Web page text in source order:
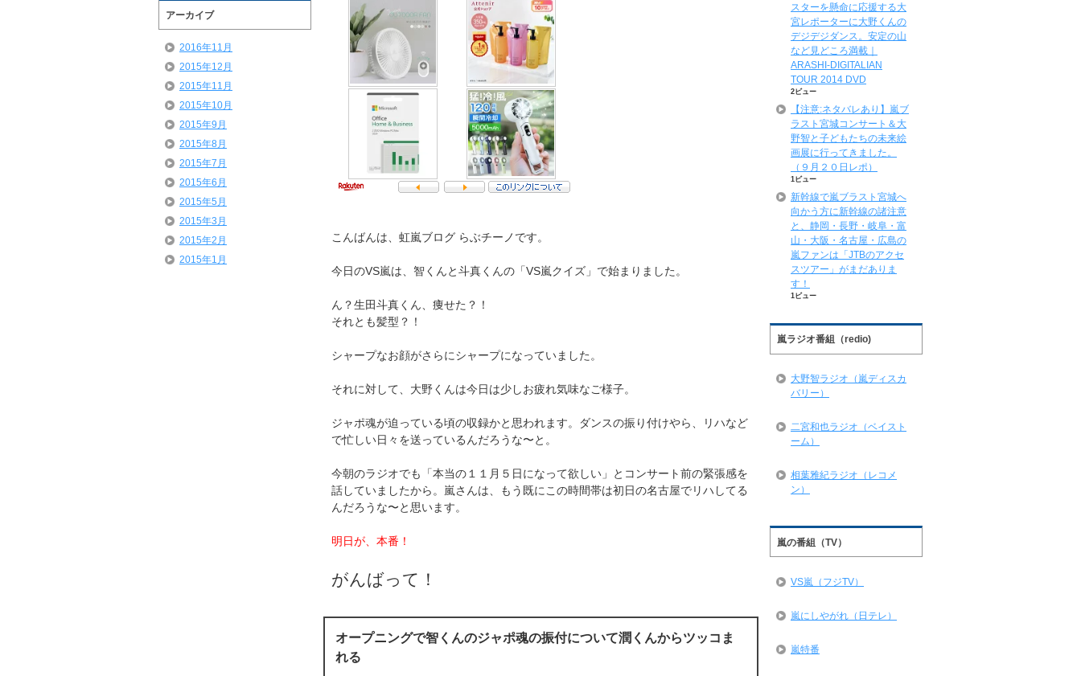
こんばんは、虹嵐ブログ らぶチーノです。
今日のVS嵐は、智くんと斗真くんの「VS嵐クイズ」で始まりました。
ん？生田斗真くん、痩せた？！
それとも髪型？！
シャープなお顔がさらにシャープになっていました。
それに対して、大野くんは今日は少しお疲れ気味なご様子。
ジャポ魂が迫っている頃の収録かと思われます。ダンスの振り付けやら、リハなど
で忙しい日々を送っているんだろうな〜と。
今朝のラジオでも「本当の１１月５日になって欲しい」とコンサート前の緊張感を
話していましたから。嵐さんは、もう既にこの時間帯は初日の名古屋でリハしてる
んだろうな〜と思います。
明日が、本番！
がんばって！
オープニングで智くんのジャポ魂の振付について潤くんからツッコま
れる
アーカイブ
2016年11月
2015年12月
2015年11月
2015年10月
2015年9月
2015年8月
2015年7月
2015年6月
2015年5月
2015年3月
2015年2月
2015年1月
スターを懸命に応援する大
宮レポーターに大野くんの
デジデジダンス。安定の山
など見どころ満載｜
ARASHI-DIGITALIAN
TOUR 2014 DVD
2ビュー
【注意:ネタバレあり】嵐ブ
ラスト宮城コンサート＆大
野智と子どもたちの未来絵
画展に行ってきました。
（９月２０日レポ）
1ビュー
新幹線で嵐ブラスト宮城へ
向かう方に新幹線の諸注意
と、静岡・長野・岐阜・富
山・大阪・名古屋・広島の
嵐ファンは「JTBのアクセ
スツアー」がまだありま
す！
1ビュー
嵐ラジオ番組（redio)
大野智ラジオ（嵐ディスカ
バリー）
二宮和也ラジオ（ベイスト
ーム）
相葉雅紀ラジオ（レコメ
ン）
嵐の番組（TV）
VS嵐（フジTV）
嵐にしやがれ（日テレ）
嵐特番